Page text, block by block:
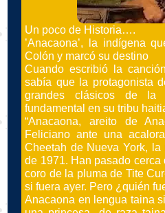
Un poco de Historia….
’Anacaona’, la indígena
Colón y marcó su destino
Cuando escribió la
sabía que la protagonista
grandes clásicos de la
fundamental en su tribu
“Anacaona, areito de
Feliciano ante una
Cheetah de Nueva York,
de 1971. Han pasado
coro de la pluma de Tite
si fuera ayer. Pero ¿quién
Anacaona en lengua taina